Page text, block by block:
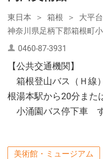
東日本 箱根
大平
神奈川県足柄下郡箱根町
0460-87-3931
【公共交通機関】
箱根登山バス（Ｈ線
根湯本駅から20分また
小涌園バス停下車
美術館・ミュージアム